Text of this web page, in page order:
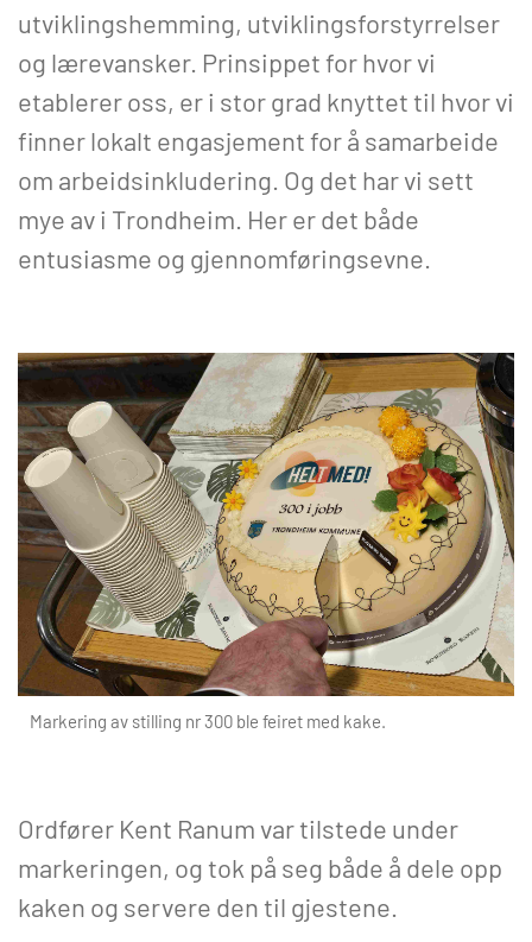
utviklingshemming, utviklingsforstyrrelser
og lærevansker. Prinsippet for hvor vi
etablerer oss, er i stor grad knyttet til hvor vi
finner lokalt engasjement for å samarbeide
om arbeidsinkludering. Og det har vi sett
mye av i Trondheim. Her er det både
entusiasme og gjennomføringsevne.
Markering av stilling nr 300 ble feiret med kake.
Ordfører Kent Ranum var tilstede under
markeringen, og tok på seg både å dele opp
kaken og servere den til gjestene.